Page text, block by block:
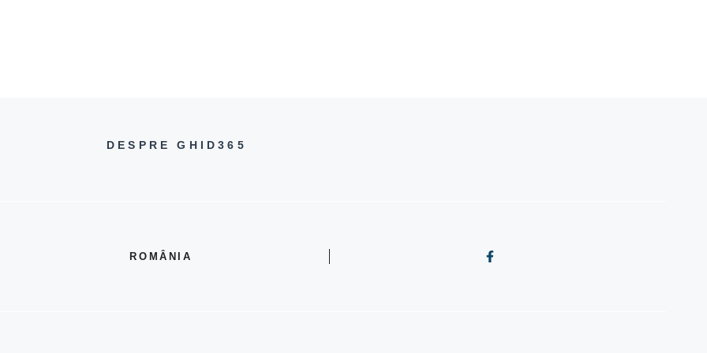
DESPRE GHID365
ROMÂNIA